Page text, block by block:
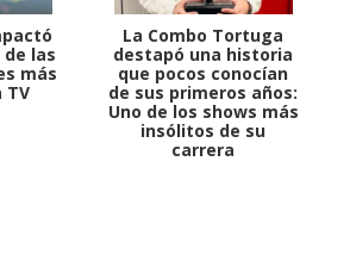
de las
más
TV
La Combo Tortuga
destapó una historia
que pocos conocían
de sus primeros años:
Uno de los shows más
insólitos de su
carrera